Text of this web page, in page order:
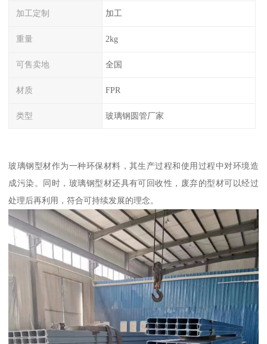
加工定制 加工
重量 2kg
可售卖地 全国
材质 FPR
类型 玻璃钢圆管厂家
玻璃钢型材作为一种环保材料，其生产过程和使用过程中对环境造
成污染。同时，玻璃钢型材还具有可回收性，废弃的型材可以经过
处理后再利用，符合可持续发展的理念。